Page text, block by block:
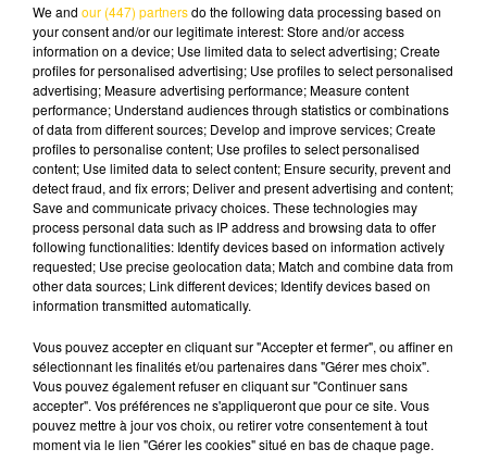
27 mai 2025 - 4 min 6 sec
L'INFO DU NORD DU LOT DU 27/05/25
À 08H30
Ecoutez sur Totem l'information à Tulle, Brive,
dans le Nord du Lot et le pays sarladais avec les
reportages de nos journalistes sur le terrain.
We and our (447) partnersdo the following data processing based on
your consent and/or our legitimate interest: Store and/or access
information on a device; Use limited data to select advertising; Create
profiles for personalised advertising; Use profiles to select personalised
advertising; Measure advertising performance; Measure content
performance; Understand audiences through statistics or combinations
of data from different sources; Develop and improve services; Create
profiles to personalise content; Use profiles to select personalised
content; Use limited data to select content; Ensure security, prevent and
detect fraud, and fix errors; Deliver and present advertising and content;
Save and communicate privacy choices. These technologies may
process personal data such as IP address and browsing data to offer
following functionalities: Identify devices based on information actively
requested; Use precise geolocation data; Match and combine data from
other data sources; Link different devices; Identify devices based on
information transmitted automatically.
Vous pouvez accepter en cliquant sur "Accepter et fermer", ou affiner en
sélectionnant les finalités et/ou partenaires dans "Gérer mes choix".
Vous pouvez également refuser en cliquant sur "Continuer sans
accepter". Vos préférences ne s'appliqueront que pour ce site. Vous
pouvez mettre à jour vos choix, ou retirer votre consentement à tout
moment via le lien "Gérer les cookies" situé en bas de chaque page.